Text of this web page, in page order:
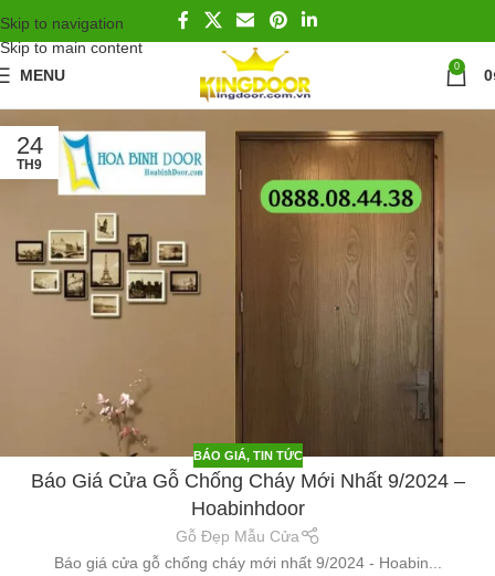
Skip to navigation
Skip to main content
MENU
0 0
24
TH9
BÁO GIÁ, TIN TỨC
Báo Giá Cửa Gỗ Chống Cháy Mới Nhất 9/2024 –
Hoabinhdoor
Gỗ Đẹp Mẫu Cửa
Báo giá cửa gỗ chống cháy mới nhất 9/2024 - Hoabin...